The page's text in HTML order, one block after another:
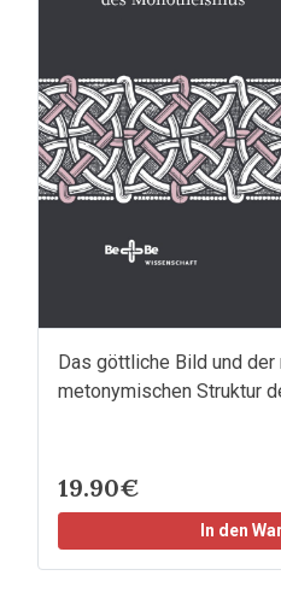
Das göttliche Bild und
metonymischen Struktur
19.90€
In den